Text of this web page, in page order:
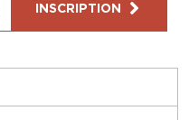
INSCRIPTION